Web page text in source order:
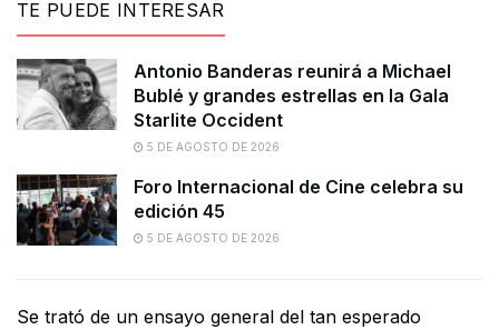
TE PUEDE INTERESAR
Antonio Banderas reunirá a Michael
Bublé y grandes estrellas en la Gala
Starlite Occident
5 DE AGOSTO DE 2026
Foro Internacional de Cine celebra su
edición 45
5 DE AGOSTO DE 2026
Se trató de un ensayo general del tan esperado